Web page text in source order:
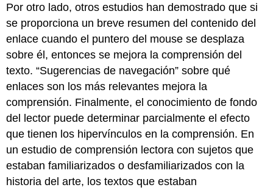
Por otro lado, otros estudios han demostrado que si
se proporciona un breve resumen del contenido del
enlace cuando el puntero del mouse se desplaza
sobre él, entonces se mejora la comprensión del
texto. “Sugerencias de navegación” sobre qué
enlaces son los más relevantes mejora la
comprensión. Finalmente, el conocimiento de fondo
del lector puede determinar parcialmente el efecto
que tienen los hipervínculos en la comprensión. En
un estudio de comprensión lectora con sujetos que
estaban familiarizados o desfamiliarizados con la
historia del arte, los textos que estaban